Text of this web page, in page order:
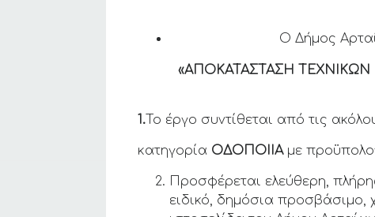
Ο Δήμος
«ΑΠΟΚΑΤΑΣΤΑΣΗ
1. Το έργο συντίθεται από τις
κατηγορία ΟΔΟΠΟΙΙΑ με
Προσφέρεται ελεύθερη,
ειδικό, δημόσια προσβάσιμο,